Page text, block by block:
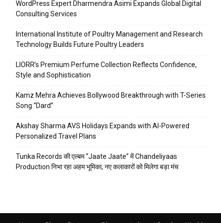
WordPress Expert Dharmendra Asimi Expands Global Digital
Consulting Services
International Institute of Poultry Management and Research
Technology Builds Future Poultry Leaders
LIORR’s Premium Perfume Collection Reflects Confidence,
Style and Sophistication
Kamz Mehra Achieves Bollywood Breakthrough with T-Series
Song “Dard”
Akshay Sharma AVS Holidays Expands with AI-Powered
Personalized Travel Plans
Tunka Records की एल्बम “Jaate Jaate” में Chandeliyaas
Production निभा रहा अहम भूमिका, नए कलाकारों को मिलेगा बड़ा मंच